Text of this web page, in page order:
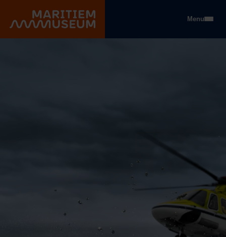
Gehe zum Hauptinhalt Menu